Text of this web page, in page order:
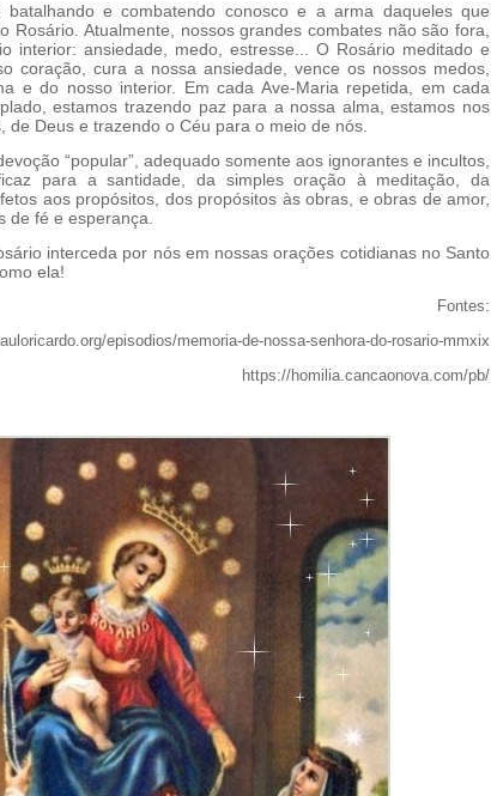
e combatendo conosco e a arma daqueles que
Rosário. Atualmente, nossos grandes combates não são fora,
interior: ansiedade, medo, estresse... O Rosário meditado e
coração, cura a nossa ansiedade, vence os nossos medos,
e do nosso interior. Em cada Ave-Maria repetida, em cada
estamos trazendo paz para a nossa alma, estamos nos
de Deus e trazendo o Céu para o meio de nós.
“popular”, adequado somente aos ignorantes e incultos,
para a santidade, da simples oração à meditação, da
aos propósitos, dos propósitos às obras, e obras de amor,
de fé e esperança.
interceda por nós em nossas orações cotidianas no Santo
ela!
Fontes:
episodios/memoria-de-nossa-senhora-do-rosario-mmxix
https://homilia.cancaonova.com/pb/